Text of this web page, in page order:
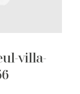
villa-